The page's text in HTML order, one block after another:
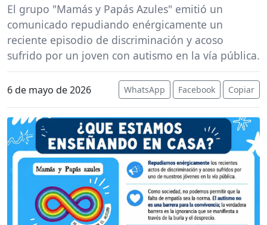
El grupo "Mamás y Papás Azules" emitió un
comunicado repudiando enérgicamente un
reciente episodio de discriminación y acoso
sufrido por un joven con autismo en la vía pública.
6 de mayo de 2026 WhatsApp Facebook Copiar